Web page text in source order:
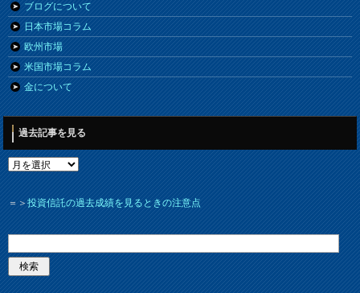
ブログについて
日本市場コラム
欧州市場
米国市場コラム
金について
過去記事を見る
＝＞投資信託の過去成績を見るときの注意点